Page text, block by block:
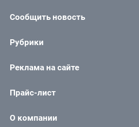
Сообщить новость
Рубрики
Реклама на сайте
Прайс-лист
О компании